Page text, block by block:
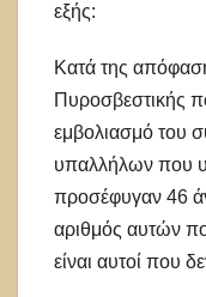
εξής:
Κατά της
Πυροσβεστικής
εμβολιασμό του
υπαλλήλων που
προσέφυγαν 46
αριθμός αυτών
είναι αυτοί που